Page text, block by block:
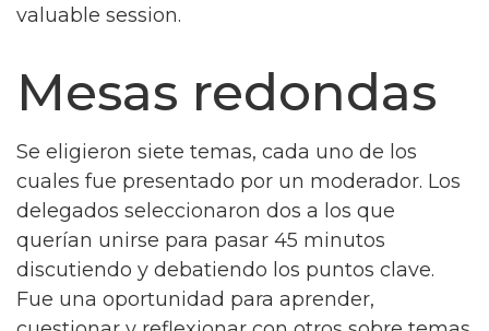
valuable session.
Mesas redondas
Se eligieron siete temas, cada uno de los
cuales fue presentado por un moderador. Los
delegados seleccionaron dos a los que
querían unirse para pasar 45 minutos
discutiendo y debatiendo los puntos clave.
Fue una oportunidad para aprender,